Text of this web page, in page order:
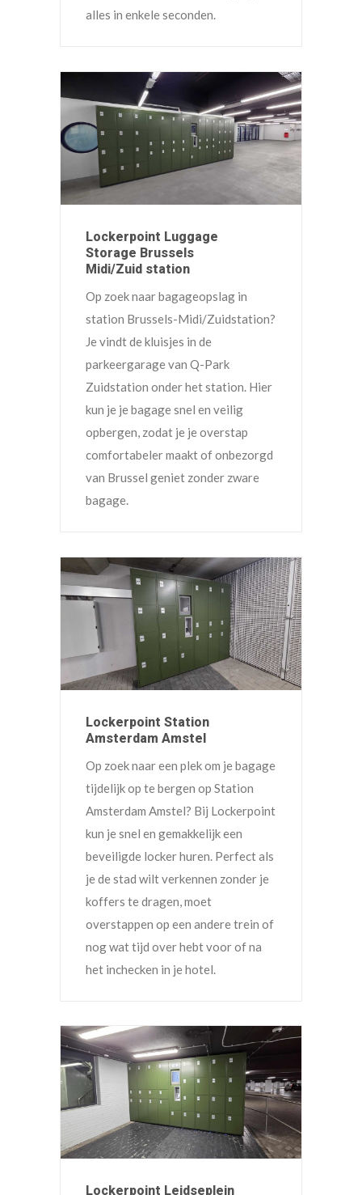
alles in enkele seconden.
Lockerpoint Luggage
Storage Brussels
Midi/Zuid station
Op zoek naar bagageopslag in
station Brussels-Midi/Zuidstation?
Je vindt de kluisjes in de
parkeergarage van Q-Park
Zuidstation onder het station. Hier
kun je je bagage snel en veilig
opbergen, zodat je je overstap
comfortabeler maakt of onbezorgd
van Brussel geniet zonder zware
bagage.
Lockerpoint Station
Amsterdam Amstel
Op zoek naar een plek om je bagage
tijdelijk op te bergen op Station
Amsterdam Amstel? Bij Lockerpoint
kun je snel en gemakkelijk een
beveiligde locker huren. Perfect als
je de stad wilt verkennen zonder je
koffers te dragen, moet
overstappen op een andere trein of
nog wat tijd over hebt voor of na
het inchecken in je hotel.
Lockerpoint Leidseplein